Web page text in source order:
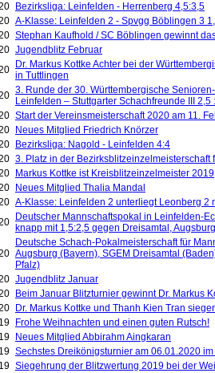
Bezirksliga: Leinfelden - Herrenberg 4,5:3,5
A-Klasse: Leinfelden 2 - Spvgg Böblingen 3
Stephan Kaufhold / SC Böblingen gewinnt
Jugendblitz Februar
Dr. Markus Kottke Achter bei der
in Tuttlingen
3. Runde der 30. Württembergische
Leinfelden – Stuttgarter Schachfreunde III 2,5
Start der Vereinsmeisterschaft 2020 am 11.
Neues Mitglied Friedrich Knörzer
Bezirksliga: Nagold - Leinfelden 4:4
3. Platz in der Bezirksblitzeinzelmeisterschaft
Markus Kottke ist Kreisblitzeinzelmeister 2019
Neues Mitglied Thalia Mandal
A-Klasse: Leinfelden 2 unterliegt Leonberg 2
Deutscher Mannschaftspokal in Leinfelden-
knapp mit 1,5:2,5 gegen Dreisamtal,
Deutsche Schach-Pokalmeisterschaft für
Augsburg (Bayern), SGEM Dreisamtal
Pfalz)
Jugendblitz Januar
Beim Januar Blitzturnier gewinnt Dr. Markus
Dr. Markus Kottke und Thanh Kien Tran
Frohe Weihnachten und einen guten Rutsch!
Neues Mitglied Abbirahm Aingkaran
Sechstes Dreikönigsturnier am 06.01.2020
Siegehrung der Blitzwertung 2019 bei der